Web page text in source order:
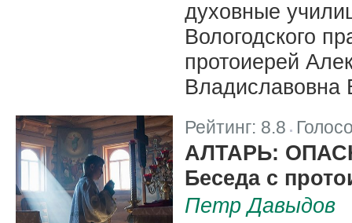
духовные
Вологодского
протоиерей
Владиславовна
Рейтинг: 8.8
АЛТАРЬ:
Беседа с
Петр Давыдов